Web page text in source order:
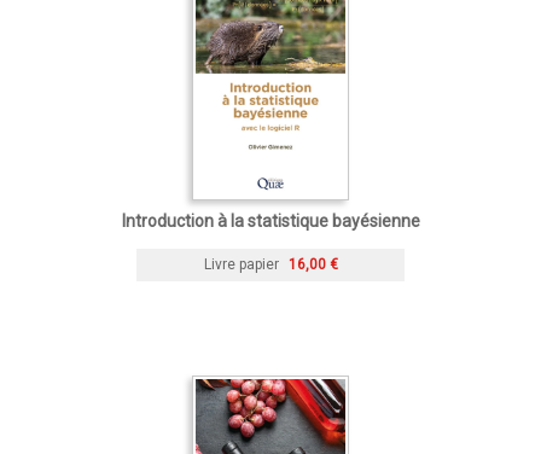
Introduction à la statistique bayésienne
Livre papier 16,00 €